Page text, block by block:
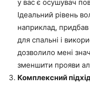
у вас є осушувач
Ідеальний рівень
наприклад,
для спальні і
дозволило мені
зменшити прояви
Комплексний